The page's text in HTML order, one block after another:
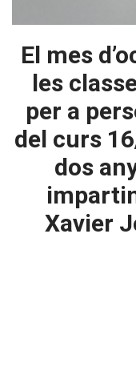
El mes
les
per a
del curs
dos
Xavier